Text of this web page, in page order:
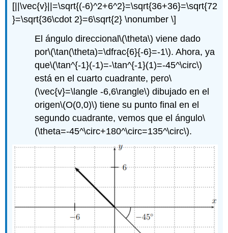
[||\vec{v}||=\sqrt{(-6)^2+6^2}=\sqrt{36+36}=\sqrt{72
}=\sqrt{36\cdot 2}=6\sqrt{2} \nonumber \]
El ángulo direccional\(\theta\) viene dado
por\(\tan(\theta)=\dfrac{6}{-6}=-1\). Ahora, ya
que\(\tan^{-1}(-1)=-\tan^{-1}(1)=-45^\circ\)
está en el cuarto cuadrante, pero\
(\vec{v}=\langle -6,6\rangle\) dibujado en el
origen\(O(0,0)\) tiene su punto final en el
segundo cuadrante, vemos que el ángulo\
(\theta=-45^\circ+180^\circ=135^\circ\).